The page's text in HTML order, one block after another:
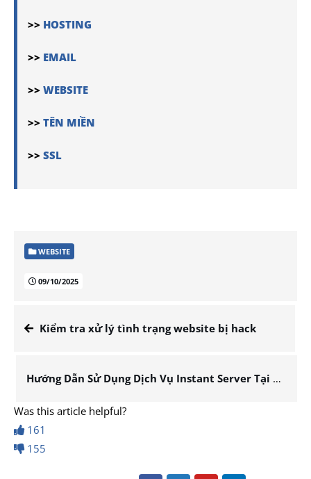
>> HOSTING
>> EMAIL
>> WEBSITE
>> TÊN MIỀN
>> SSL
WEBSITE
09/10/2025
Kiểm tra xử lý tình trạng website bị hack
Hướng Dẫn Sử Dụng Dịch Vụ Instant Server Tại VinaHost
Was this article helpful?
161
155